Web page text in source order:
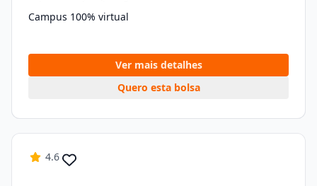
Campus 100% virtual
Ver mais detalhes
Quero esta bolsa
4.6